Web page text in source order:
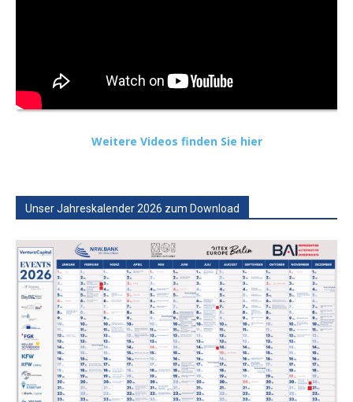
Weitere Videos finden Sie hier
Unser Jahreskalender 2026 zum Download